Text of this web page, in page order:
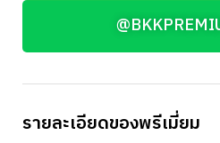
รายละเอียดของพรีเมี่ยม